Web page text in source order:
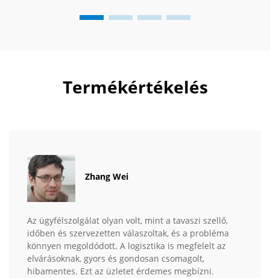
Termékértékelés
Zhang Wei
Az ügyfélszolgálat olyan volt, mint a tavaszi szellő,
időben és szervezetten válaszoltak, és a probléma
könnyen megoldódott. A logisztika is megfelelt az
elvárásoknak, gyors és gondosan csomagolt,
hibamentes. Ezt az üzletet érdemes megbízni.